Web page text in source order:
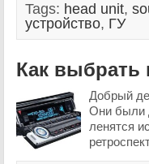
Tags: head unit,
устройство, ГУ
Как выбрать
Добрый
Они были
ленятся